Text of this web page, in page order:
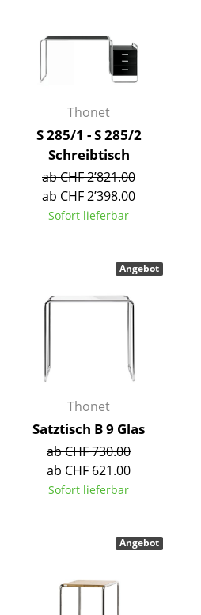
Bücherregale
Wandregale
Sideboards & Kommoden
Kleinaufbewahrung
Einzelteile
Licht
Tischleuchten
Stehleuchten & Leseleuchten
Thonet
S 285/1 - S 285/2
Schreibtisch
ab CHF 2’821.00
ab CHF 2’398.00
Sofort lieferbar
Thonet
Satztisch B 9 Glas
ab CHF 730.00
ab CHF 621.00
Sofort lieferbar
Angebot
Angebot